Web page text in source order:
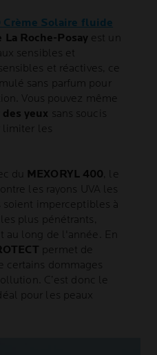
Solaire fluide
La Roche-Posay est un
sensibles et
et réactives, ce
sans parfum pour
Vous pouvez même
yeux sans soucis
les
du MEXORYL 400 , le
les rayons UVA les
soient imperceptibles à
plus pénétrants,
au long de l'année. En
permet de
certains dommages
C’est donc le
pour les peaux